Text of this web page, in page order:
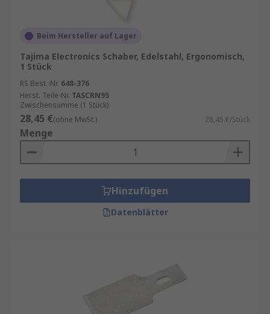
Beim Hersteller auf Lager
Tajima Electronics Schaber, Edelstahl, Ergonomisch,
1 Stück
RS Best.-Nr. 648-376
Herst. Teile-Nr. TASCRN95
Zwischensumme (1 Stück)
28,45 €(ohne MwSt.) 28,45 €/Stück
Menge
Hinzufügen
Datenblätter